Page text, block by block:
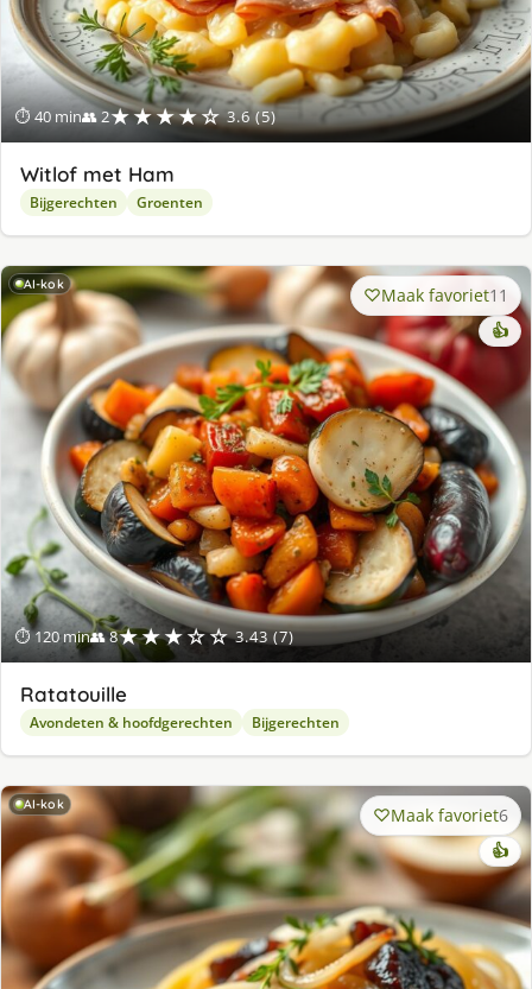
⏱ 40 min👥 2★★★★☆ 3.6 (5)
Witlof met Ham
Bijgerechten Groenten
AI-kok
⏱ 120 min👥 8★★★☆☆ 3.43 (7)
Maak favoriet11
👍
Ratatouille
Avondeten & hoofdgerechten Bijgerechten
AI-kok Maak favoriet6
👍